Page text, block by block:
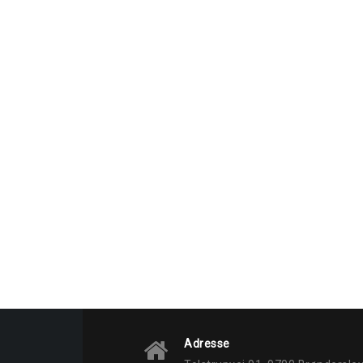
Adresse